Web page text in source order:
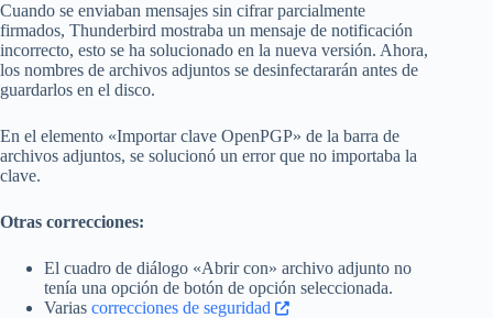
Cuando se enviaban mensajes sin cifrar parcialmente
firmados, Thunderbird mostraba un mensaje de notificación
incorrecto, esto se ha solucionado en la nueva versión. Ahora,
los nombres de archivos adjuntos se desinfectararán antes de
guardarlos en el disco.
En el elemento «Importar clave OpenPGP» de la barra de
archivos adjuntos, se solucionó un error que no importaba la
clave.
Otras correcciones:
El cuadro de diálogo «Abrir con» archivo adjunto no
tenía una opción de botón de opción seleccionada.
Varias correcciones de seguridad